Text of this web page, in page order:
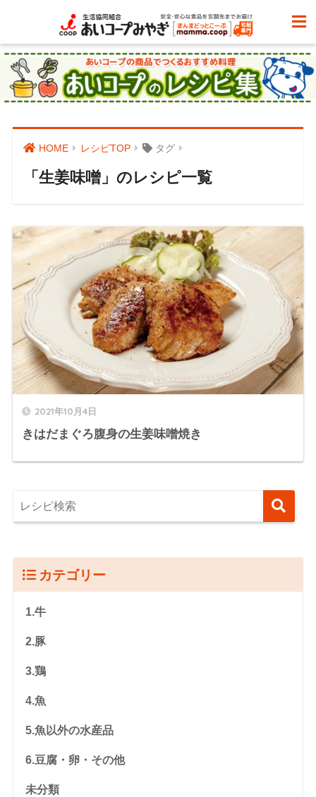
HOME レシピTOP タグ
「生姜味噌」のレシピ一覧
2021年10月4日
きはだまぐろ腹身の生姜味噌焼き
カテゴリー
1.牛
2.豚
3.鶏
4.魚
5.魚以外の水産品
6.豆腐・卵・その他
未分類